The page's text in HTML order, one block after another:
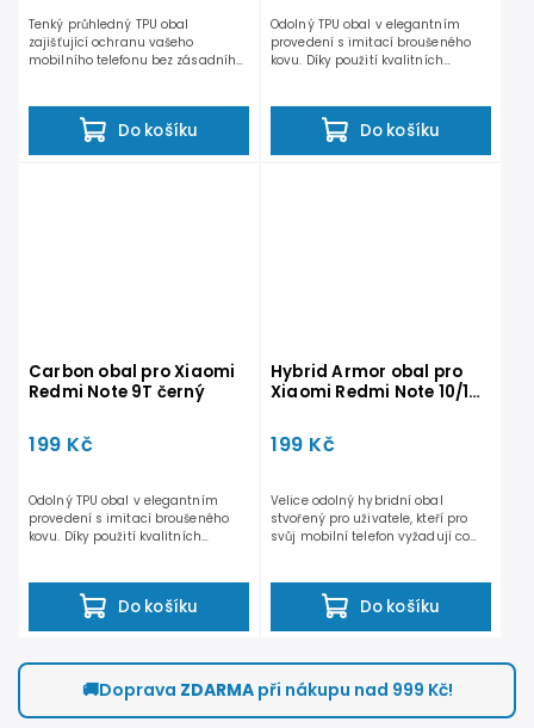
Do košíku
Tenký průhledný TPU obal
zajišťující ochranu vašeho
mobilního telefonu bez zásadního
Do košíku
Odolný TPU obal v elegantním
provedení s imitací broušeného
kovu. Díky použití kvalitních
Carbon obal pro Xiaomi
Redmi Note 9T černý
199 Kč
Do košíku
Odolný TPU obal v elegantním
provedení s imitací broušeného
kovu. Díky použití kvalitních
Hybrid Armor obal pro
Xiaomi Redmi Note 10/10S
199 Kč
Do košíku
Velice odolný hybridní obal
stvořený pro uživatele, kteří pro
svůj mobilní telefon vyžadují co
🚚Doprava ZDARMApři nákupu nad 999 Kč!